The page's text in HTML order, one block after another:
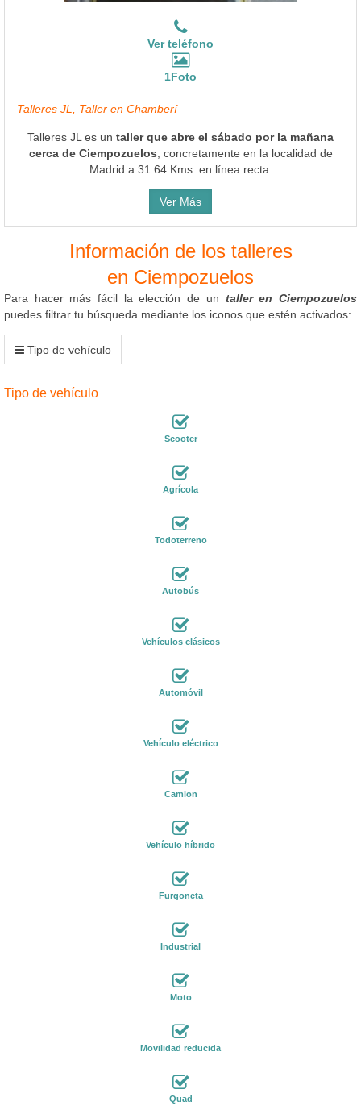
Ver teléfono
1Foto
Talleres JL, Taller en Chamberí
Talleres JL es un taller que abre el sábado por la mañana
cerca de Ciempozuelos , concretamente en la localidad de
Madrid a 31.64 Kms. en línea recta.
Ver Más
Información de los talleres
en Ciempozuelos
Para hacer más fácil la elección de un taller en Ciempozuelos
puedes filtrar tu búsqueda mediante los iconos que estén activados:
Tipo de vehículo
Tipo de vehículo
Scooter
Agrícola
Todoterreno
Autobús
Vehículos clásicos
Automóvil
Vehículo eléctrico
Camion
Vehículo híbrido
Furgoneta
Industrial
Moto
Movilidad reducida
Quad